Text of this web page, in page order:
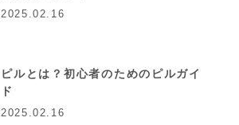
2025.02.16
ピルとは？初心者のためのピルガイ
ド
2025.02.16